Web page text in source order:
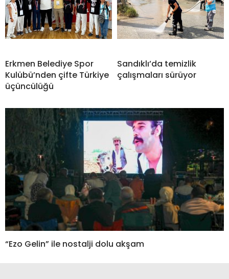
Erkmen Belediye Spor
Kulübü’nden çifte Türkiye
üçüncülüğü
Sandıklı’da temizlik
çalışmaları sürüyor
“Ezo Gelin” ile nostalji dolu akşam